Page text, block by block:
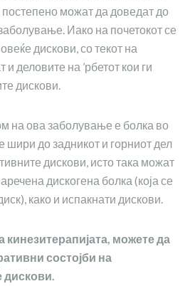
можат да доведат до
Иако на почетокот се
дискови, со текот на
и деловите на ’рбетот кои ги
дискови.
на ова заболување е болка во
шири до задникот и горниот дел
дискови, исто така можат
дискогена болка (која се
како и испакнати дискови.
можете да
состојби на
дискови.